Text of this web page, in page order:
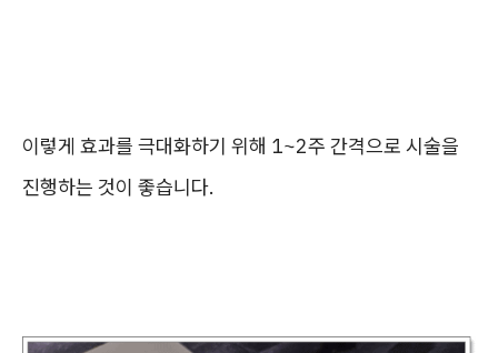
이렇게 효과를 극대화하기 위해 1~2주 간격으로 시술을
진행하는 것이 좋습니다.